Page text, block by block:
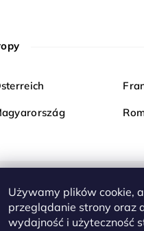
Używamy plików cookie,
przeglądanie strony oraz
wydajność i użyteczność